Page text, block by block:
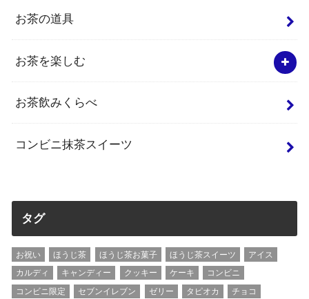
お茶の道具
お茶を楽しむ
お茶飲みくらべ
コンビニ抹茶スイーツ
タグ
お祝い ほうじ茶 ほうじ茶お菓子 ほうじ茶スイーツ
アイス
カルディ
キャンディー クッキー ケーキ
コンビニ
コンビニ限定
セブンイレブン ゼリー タピオカ
チョコ